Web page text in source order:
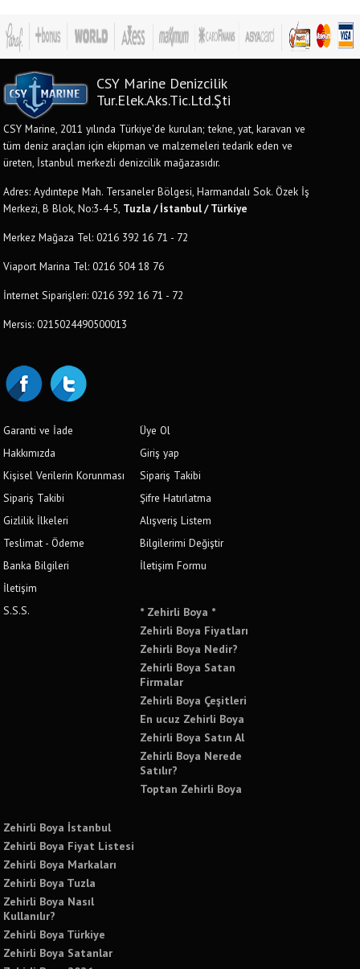
CSY Marine Denizcilik
Tur.Elek.Aks.Tic.Ltd.Şti
CSY Marine, 2011 yılında Türkiye'de kurulan; tekne, yat, karavan ve
tüm deniz araçları için ekipman ve malzemeleri tedarik eden ve
üreten, İstanbul merkezli denizcilik mağazasıdır.
Adres: Aydıntepe Mah. Tersaneler Bölgesi, Harmandalı Sok. Özek İş
Merkezi, B Blok, No:3-4-5, Tuzla / İstanbul / Türkiye
Merkez Mağaza Tel: 0216 392 16 71 - 72
Viaport Marina Tel: 0216 504 18 76
İnternet Siparişleri: 0216 392 16 71 - 72
Mersis: 0215024490500013
Garanti ve İade
Hakkımızda
Kişisel Verilerin Korunması
Sipariş Takibi
Gizlilik İlkeleri
Teslimat - Ödeme
Banka Bilgileri
İletişim
S.S.S.
Üye Ol
Giriş yap
Sipariş Takibi
Şifre Hatırlatma
Alışveriş Listem
Bilgilerimi Değiştir
İletişim Formu
* Zehirli Boya *
Zehirli Boya Fiyatları
Zehirli Boya Nedir?
Zehirli Boya Satan
Firmalar
Zehirli Boya Çeşitleri
En ucuz Zehirli Boya
Zehirli Boya Satın Al
Zehirli Boya Nerede
Satılır?
Toptan Zehirli Boya
Zehirli Boya İstanbul
Zehirli Boya Fiyat Listesi
Zehirli Boya Markaları
Zehirli Boya Tuzla
Zehirli Boya Nasıl
Kullanılır?
Zehirli Boya Türkiye
Zehirli Boya Satanlar